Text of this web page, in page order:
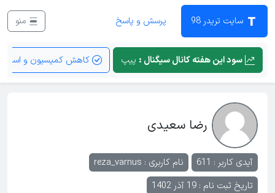
سایت تریدر 98 پرسش و پاسخ
سود این هفته کانال سیگنال : پیپ کاهش کمیسیون و اسپرد
رضا سعیدی
آیدی کاربر : 611 نام کاربری : reza_varnus
تاریخ ثبت نام : 19 آذر 1402